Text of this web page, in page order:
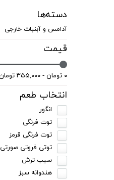
دسته‌ها
آدامس و آبنبات خارجی
قیمت
۰ تومان - ۳۵۵,۰۰۰ تومان
انتخاب طعم
انگور
توت فرنگی
توت فرنگی قرمز
توتی فروتی صورتی
سیب ترش
هندوانه سبز